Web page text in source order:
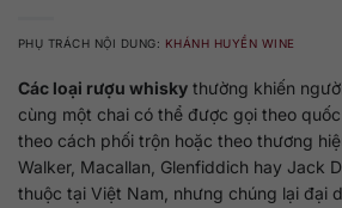
PHỤ TRÁCH NỘI DUNG: KHÁNH HUYỀN WINE
Các loại rượu whisky thường khiến
cùng một chai có thể được gọi theo
theo cách phối trộn hoặc theo thương
Walker, Macallan, Glenfiddich hay Jack
thuộc tại Việt Nam, nhưng chúng lại đại